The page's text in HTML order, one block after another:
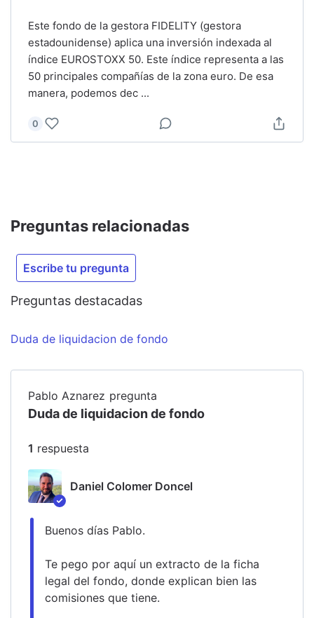
Este fondo de la gestora FIDELITY (gestora
estadounidense) aplica una inversión indexada al
índice EUROSTOXX 50. Este índice representa a las
50 principales compañías de la zona euro. De esa
manera, podemos dec ...
0
Preguntas relacionadas
Escribe tu pregunta
Preguntas destacadas
Duda de liquidacion de fondo
Pablo Aznarez pregunta
Duda de liquidacion de fondo
1 respuesta
Daniel Colomer Doncel
Buenos días Pablo.
Te pego por aquí un extracto de la ficha
legal del fondo, donde explican bien las
comisiones que tiene.